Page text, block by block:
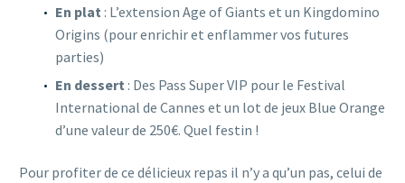
En plat : L’extension Age of Giants et un Kingdomino
Origins (pour enrichir et enflammer vos futures
parties)
En dessert : Des Pass Super VIP pour le Festival
International de Cannes et un lot de jeux Blue Orange
d’une valeur de 250€. Quel festin !
Pour profiter de ce délicieux repas il n’y a qu’un pas, celui de